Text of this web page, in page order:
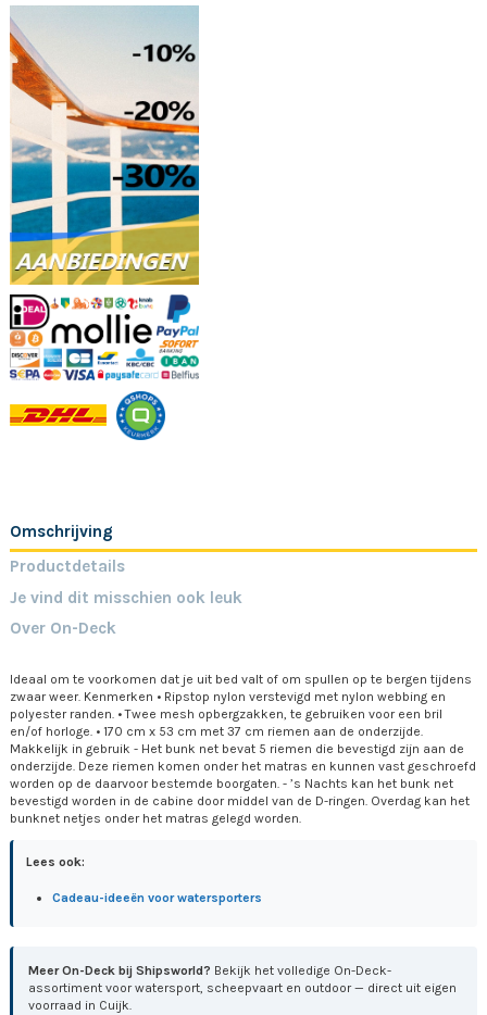
Omschrijving
Productdetails
Je vind dit misschien ook leuk
Over On-Deck
Ideaal om te voorkomen dat je uit bed valt of om spullen op te bergen tijdens
zwaar weer. Kenmerken • Ripstop nylon verstevigd met nylon webbing en
polyester randen. • Twee mesh opbergzakken, te gebruiken voor een bril
en/of horloge. • 170 cm x 53 cm met 37 cm riemen aan de onderzijde.
Makkelijk in gebruik - Het bunk net bevat 5 riemen die bevestigd zijn aan de
onderzijde. Deze riemen komen onder het matras en kunnen vast geschroefd
worden op de daarvoor bestemde boorgaten. - ’s Nachts kan het bunk net
bevestigd worden in de cabine door middel van de D-ringen. Overdag kan het
bunknet netjes onder het matras gelegd worden.
Lees ook:
Cadeau-ideeën voor watersporters
Meer On-Deck bij Shipsworld? Bekijk het volledige On-Deck-
assortiment voor watersport, scheepvaart en outdoor — direct uit eigen
voorraad in Cuijk.